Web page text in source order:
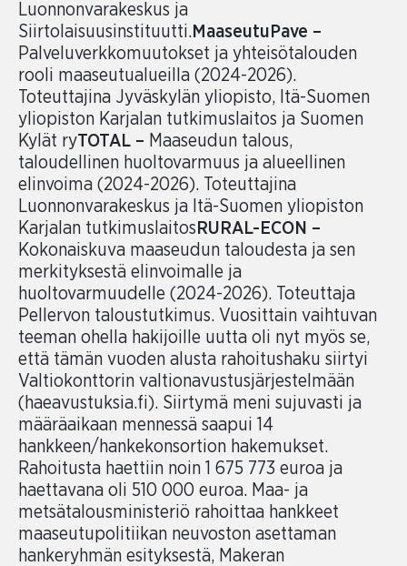
Luonnonvarakeskus ja
Siirtolaisuusinstituutti. MaaseutuPave –
Palveluverkkomuutokset ja yhteisötalouden
rooli maaseutualueilla (2024-2026).
Toteuttajina Jyväskylän yliopisto, Itä-Suomen
yliopiston Karjalan tutkimuslaitos ja Suomen
Kylät ryTOTAL – Maaseudun talous,
taloudellinen huoltovarmuus ja alueellinen
elinvoima (2024-2026). Toteuttajina
Luonnonvarakeskus ja Itä-Suomen yliopiston
Karjalan tutkimuslaitos RURAL-ECON –
Kokonaiskuva maaseudun taloudesta ja sen
merkityksestä elinvoimalle ja
huoltovarmuudelle (2024-2026). Toteuttaja
Pellervon taloustutkimus. Vuosittain vaihtuvan
teeman ohella hakijoille uutta oli nyt myös se,
että tämän vuoden alusta rahoitushaku siirtyi
Valtiokonttorin valtionavustusjärjestelmään
(haeavustuksia.fi). Siirtymä meni sujuvasti ja
määräaikaan mennessä saapui 14
hankkeen/hankekonsortion hakemukset.
Rahoitusta haettiin noin 1 675 773 euroa ja
haettavana oli 510 000 euroa. Maa- ja
metsätalousministeriö rahoittaa hankkeet
maaseutupolitiikan neuvoston asettaman
hankeryhmän esityksestä, Makeran